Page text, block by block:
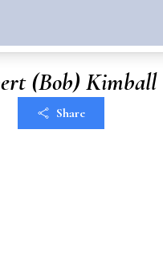
(Bob) Kimball
Share